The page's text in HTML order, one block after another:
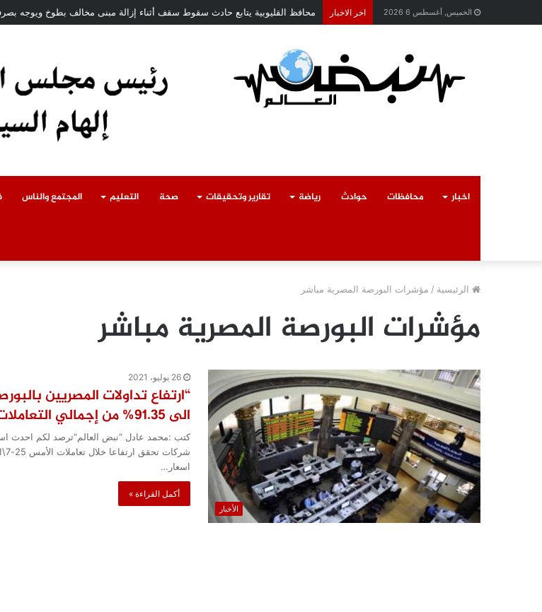
الخميس, أغسطس 6 2026 اخر الاخبار محافظ القليوبية يتابع حادث سقوط سقف أثناء إزالة مبنى مخالف بطوخ ويوجه
اخبار محافظات حوادث رياضة تقارير وتحقيقات صحة التعليم المجتمع والناس
الرئيسية / مؤشرات البورصة المصرية مباشر
مؤشرات البورصة المصرية مباشر
الأخبار
26 يوليو، 2021
“ارتفاع تداولات المصريين
الى 91.35% من إجمالي التعاملات “
اسعار…
أكمل القراءة »